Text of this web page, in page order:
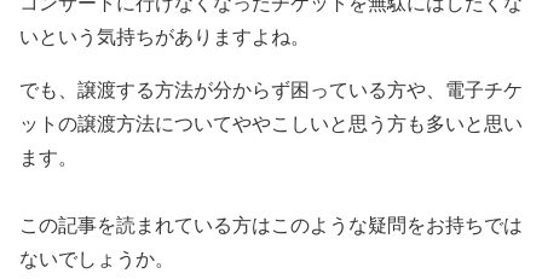
いという気持ちがありますよね。
でも、譲渡する方法が分からず困っている方や、電子チケ
ットの譲渡方法についてややこしいと思う方も多いと思い
ます。
この記事を読まれている方はこのような疑問をお持ちでは
ないでしょうか。